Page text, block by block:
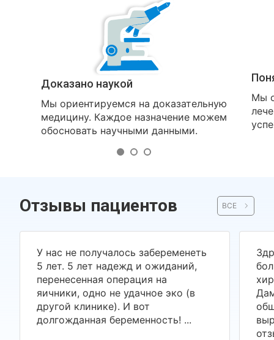
Доказано наукой
Мы ориентируемся на доказательную
медицину. Каждое назначение можем
обосновать научными данными.
Мы
Отзывы пациентов ВСЕ
У нас не получалось забеременеть
5 лет. 5 лет надежд и ожиданий,
перенесенная операция на
яичники, одно не удачное эко (в
другой клинике). И вот
долгожданная беременность! ...